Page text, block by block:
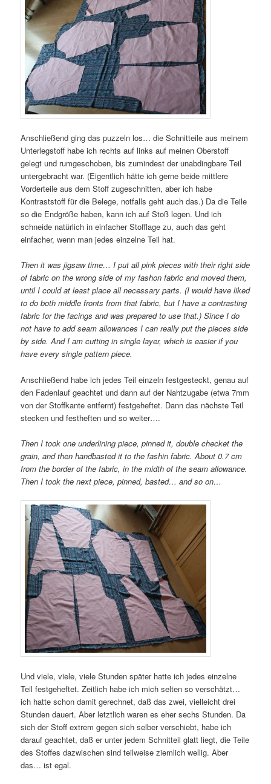
Anschließend ging das puzzeln los… die Schnitteile aus meinem
Unterlegstoff habe ich rechts auf links auf meinen Oberstoff
gelegt und rumgeschoben, bis zumindest der unabdingbare Teil
untergebracht war. (Eigentlich hätte ich gerne beide mittlere
Vorderteile aus dem Stoff zugeschnitten, aber ich habe
Kontraststoff für die Belege, notfalls geht auch das.) Da die Teile
so die Endgröße haben, kann ich auf Stoß legen. Und ich
schneide natürlich in einfacher Stofflage zu, auch das geht
einfacher, wenn man jedes einzelne Teil hat.
Then it was jigsaw time… I put all pink pieces with their right side
of fabric on the wrong side of my fashon fabric and moved them,
until I could at least place all necessary parts. (I would have liked
to do both middle fronts from that fabric, but I have a contrasting
fabric for the facings and was prepared to use that.) Since I do
not have to add seam allowances I can really put the pieces side
by side. And I am cutting in single layer, which is easier if you
have every single pattern piece.
Anschließend habe ich jedes Teil einzeln festgesteckt, genau auf
den Fadenlauf geachtet und dann auf der Nahtzugabe (etwa 7mm
von der Stoffkante entfernt) festgeheftet. Dann das nächste Teil
stecken und festheften und so weiter….
Then I took one underlining piece, pinned it, double checket the
grain, and then handbasted it to the fashin fabric. About 0.7 cm
from the border of the fabric, in the midth of the seam allowance.
Then I took the next piece, pinned, basted… and so on…
Und viele, viele, viele Stunden später hatte ich jedes einzelne
Teil festgeheftet. Zeitlich habe ich mich selten so verschätzt…
ich hatte schon damit gerechnet, daß das zwei, vielleicht drei
Stunden dauert. Aber letztlich waren es eher sechs Stunden. Da
sich der Stoff extrem gegen sich selber verschiebt, habe ich
darauf geachtet, daß er unter jedem Schnitteil glatt liegt, die Teile
des Stoffes dazwischen sind teilweise ziemlich wellig. Aber
das… ist egal.